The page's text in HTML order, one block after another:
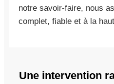
notre savoir-faire, nous
complet, fiable et à la
Une intervention